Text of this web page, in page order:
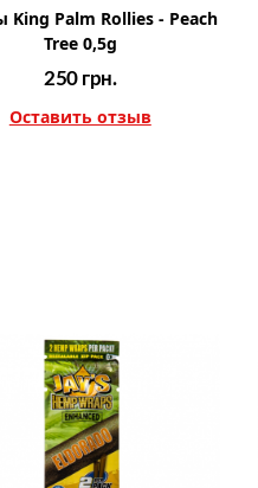
King Palm Rollies - Peach
Tree 0,5g
250 грн.
Оставить отзыв